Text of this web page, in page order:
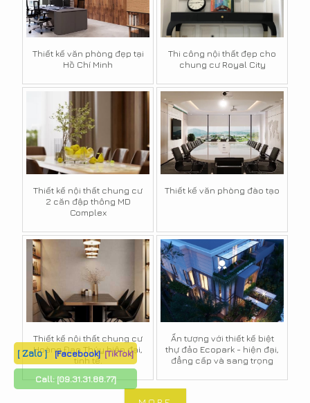
Thiết kế văn phòng đẹp tại
Hồ Chí Minh
Thi công nội thất đẹp cho
chung cư Royal City
Thiết kế nội thất chung cư
2 căn đập thông MD
Complex
Thiết kế văn phòng đào tạo
Thiết kế nội thất chung cư
Hoàng Đạo Thúy hiện đại,
tinh tế.
Ấn tượng với thiết kế biệt
thự đảo Ecopark - hiện đại,
đẳng cấp và sang trọng
[ Zalo ] [Facebook] [TikTok]
Call: [09.31.31.88.77]